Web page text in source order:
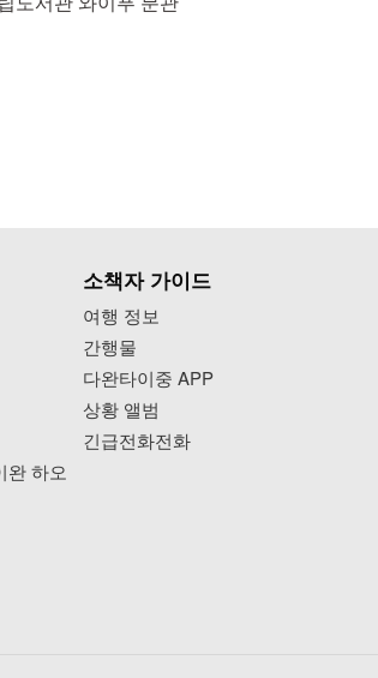
완 하오
소책자 가이드
여행 정보
간행물
다완타이중 APP
상황 앨범
긴급전화전화